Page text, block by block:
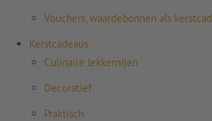
Vouchers, waardebonnen als
Kerstcadeaus
Culinaire lekkernijen
Decoratief
Praktisch